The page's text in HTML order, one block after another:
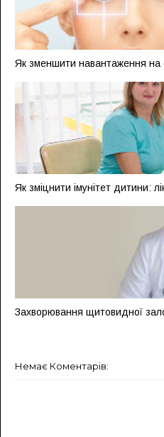
Як зменшити навантаження на
Як зміцнити імунітет дитини:
Захворювання щитовидної
Немає Коментарів: